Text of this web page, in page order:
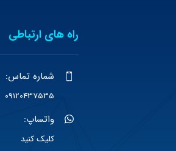
راه های ارتباطی
شماره تماس:
09120437535
واتساپ:
کلیک کنید